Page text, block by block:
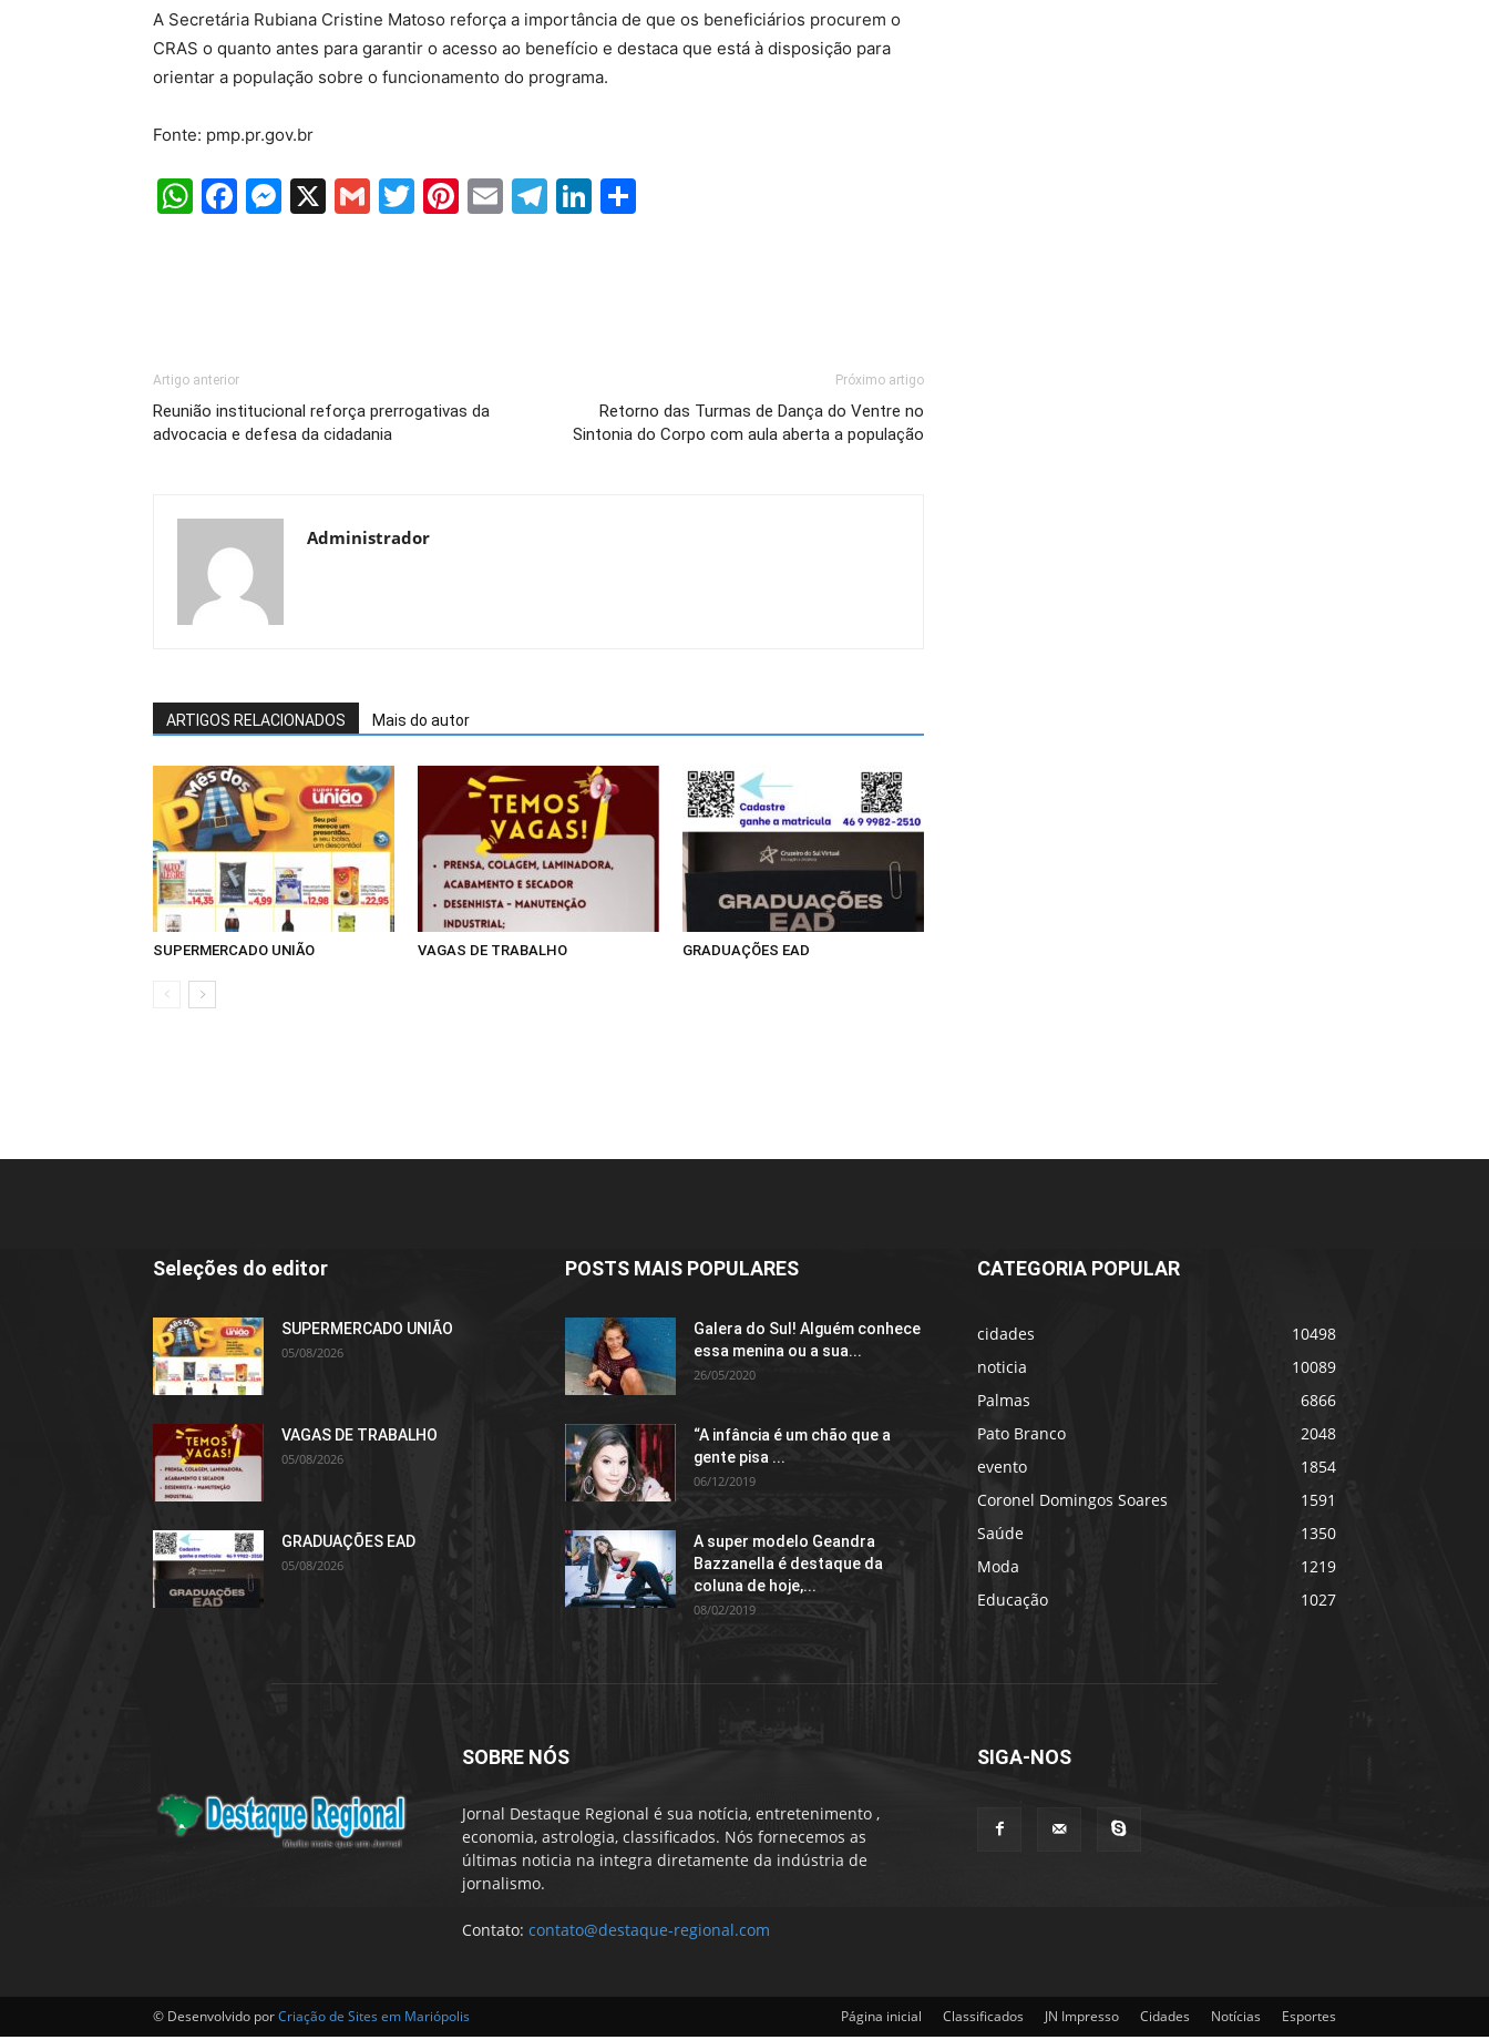
A Secretária Rubiana Cristine Matoso reforça a importância de que os beneficiários procurem o
CRAS o quanto antes para garantir o acesso ao benefício e destaca que está à disposição para
orientar a população sobre o funcionamento do programa.
Fonte: pmp.pr.gov.br
WhatsApp
Facebook
Messenger
X GmailTwitter
Pinterest
EmailTelegram
LinkedIn
Artigo anterior
Reunião institucional reforça prerrogativas da
advocacia e defesa da cidadania
Próximo artigo
Retorno das Turmas de Dança do Ventre no
Sintonia do Corpo com aula aberta a população
Administrador
ARTIGOS RELACIONADOS Mais do autor
SUPERMERCADO UNIÃO VAGAS DE TRABALHO GRADUAÇÕES EAD
Seleções do editor
SUPERMERCADO UNIÃO
05/08/2026
VAGAS DE TRABALHO
05/08/2026
GRADUAÇÕES EAD
05/08/2026
POSTS MAIS POPULARES
Galera do Sul! Alguém conhece
essa menina ou a sua...
26/05/2020
“A infância é um chão que a
gente pisa ...
06/12/2019
A super modelo Geandra
Bazzanella é destaque da
coluna de hoje,...
08/02/2019
CATEGORIA POPULAR
cidades
10498
noticia
10089
Palmas
6866
Pato Branco
2048
evento
1854
Coronel Domingos Soares
1591
Saúde
1350
Moda
1219
Educação
1027
SOBRE NÓS
Jornal Destaque Regional é sua notícia, entretenimento ,
economia, astrologia, classificados. Nós fornecemos as
últimas noticia na integra diretamente da indústria de
jornalismo.
Contato: contato@destaque-regional.com
SIGA-NOS
Página inicial Classificados JN Impresso Cidades Notícias Esportes
© Desenvolvido porCriação de Sites em Mariópolis